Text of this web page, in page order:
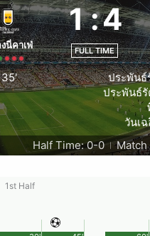
นี่คาเฟ่
1:4
FULL TIME
35' ประพัน
ประพันธ์
วันเ
Half Time: 0-0
Match
1st Half